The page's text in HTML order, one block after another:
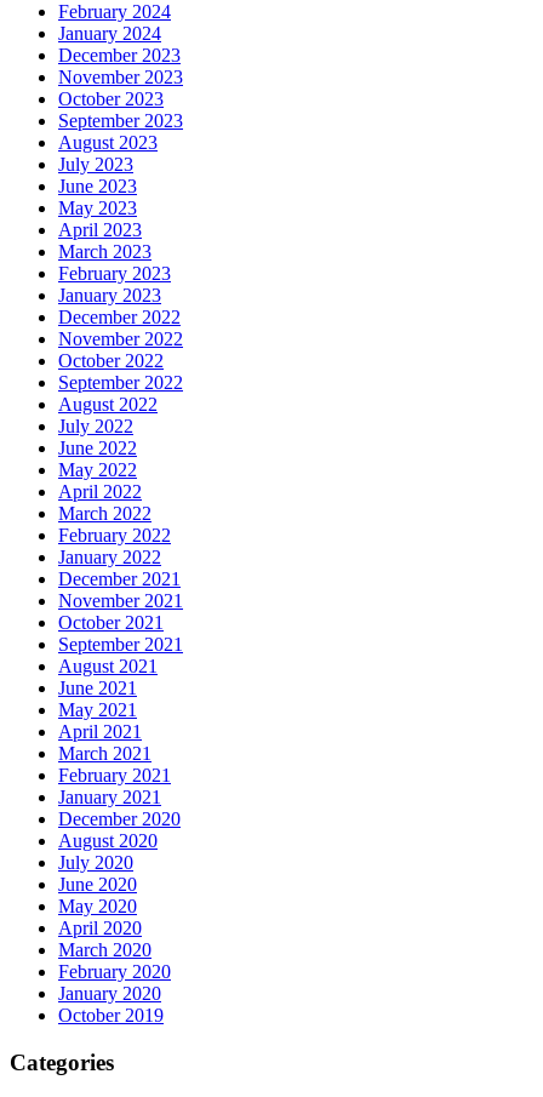
February 2024
January 2024
December 2023
November 2023
October 2023
September 2023
August 2023
July 2023
June 2023
May 2023
April 2023
March 2023
February 2023
January 2023
December 2022
November 2022
October 2022
September 2022
August 2022
July 2022
June 2022
May 2022
April 2022
March 2022
February 2022
January 2022
December 2021
November 2021
October 2021
September 2021
August 2021
June 2021
May 2021
April 2021
March 2021
February 2021
January 2021
December 2020
August 2020
July 2020
June 2020
May 2020
April 2020
March 2020
February 2020
January 2020
October 2019
Categories